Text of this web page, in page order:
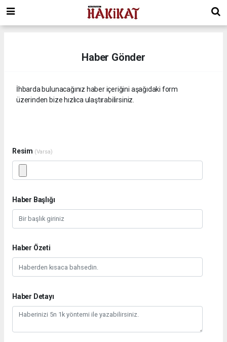
Haber Gönder
İhbarda bulunacağınız haber içeriğini aşağıdaki form
üzerinden bize hızlıca ulaştırabilirsiniz.
Resim (Varsa)
Haber Başlığı
Haber Özeti
Haber Detayı